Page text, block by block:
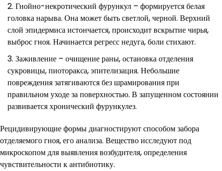
Гнойно-некротический фурункул – формируется белая
головка нарыва. Она может быть светлой, черной. Верхний
слой эпидермиса истончается, происходит вскрытие чирья,
выброс гноя. Начинается регресс недуга, боли стихают.
Заживление – очищение раны, остановка отделения
сукровицы, пиоторакса, эпителизация. Небольшие
повреждения затягиваются без шрамирования при
правильном уходе за поверхностью. В запущенном состоянии
развивается хронический фурункулез.
Рецидивирующие формы диагностируют способом забора
отделяемого гноя, его анализа. Вещество исследуют под
микроскопом для выявления возбудителя, определения
чувствительности к антибиотику.